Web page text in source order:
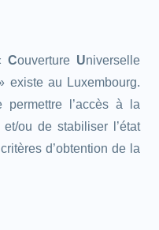
Couverture Universelle
existe au Luxembourg.
permettre l’accès à la
ou de stabiliser l’état
d’obtention de la